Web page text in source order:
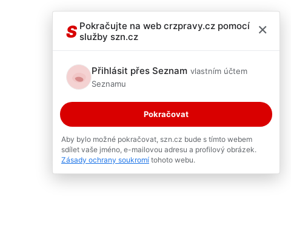
S Pokračujte na web crzpravy.cz pomocí
služby szn.cz
×
Přihlásit přes Seznam vlastním účtem
Seznamu
Pokračovat
Aby bylo možné pokračovat, szn.cz bude s tímto webem
sdílet vaše jméno, e-mailovou adresu a profilový obrázek.
Zásady ochrany soukromí tohoto webu.